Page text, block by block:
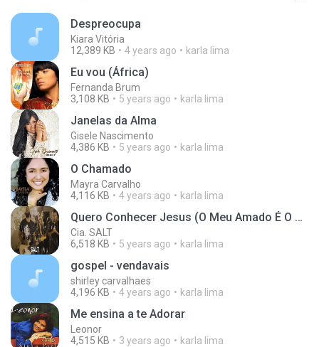
Despreocupa
Kiara Vitória
12,389 KB
4 years ago karla lima
Eu vou (África)
Fernanda Brum
3,108 KB
5 years ago karla lima
Janelas da Alma
Gisele Nascimento
4,386 KB
5 years ago karla lima
O Chamado
Mayra Carvalho
4,116 KB
4 years ago karla lima
Quero Conhecer Jesus (O Meu Amado É O Mais Belo)
Cia. SALT
6,518 KB
5 years ago karla lima
gospel - vendavais
shirley carvalhaes
4,196 KB
4 years ago karla lima
Me ensina a te Adorar
Leonor
4,515 KB
3 years ago karla lima